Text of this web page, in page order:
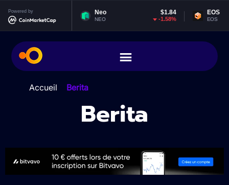
Powered by $1.84
NEO -1.58%
EOS
EOS
Accueil Berita
Berita